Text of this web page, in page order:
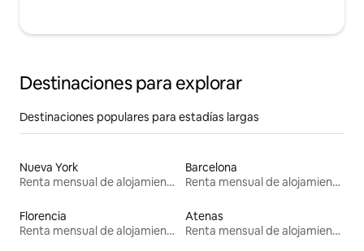
Destinaciones para explorar
Destinaciones populares para estadías largas
Nueva York
Renta mensual de alojamientos
Barcelona
Renta mensual de alojamientos
Florencia
Renta mensual de alojamientos
Atenas
Renta mensual de alojamientos